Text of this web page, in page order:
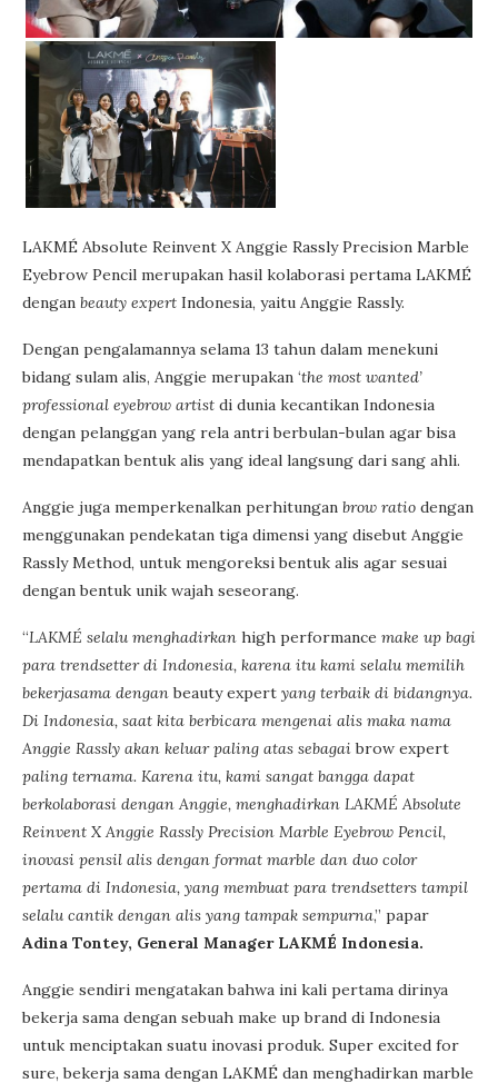
LAKMÉ Absolute Reinvent X Anggie Rassly Precision Marble
Eyebrow Pencil merupakan hasil kolaborasi pertama LAKMÉ
dengan beauty expert Indonesia, yaitu Anggie Rassly.
Dengan pengalamannya selama 13 tahun dalam menekuni
bidang sulam alis, Anggie merupakan ‘the most wanted’
professional eyebrow artist di dunia kecantikan Indonesia
dengan pelanggan yang rela antri berbulan-bulan agar bisa
mendapatkan bentuk alis yang ideal langsung dari sang ahli.
Anggie juga memperkenalkan perhitungan brow ratio dengan
menggunakan pendekatan tiga dimensi yang disebut Anggie
Rassly Method, untuk mengoreksi bentuk alis agar sesuai
dengan bentuk unik wajah seseorang.
“LAKMÉ selalu menghadirkan high performance make up bagi
para trendsetter di Indonesia, karena itu kami selalu memilih
bekerjasama denganbeauty expert yang terbaik di bidangnya.
Di Indonesia, saat kita berbicara mengenai alis maka nama
Anggie Rassly akan keluar paling atas sebagaibrow expert
paling ternama. Karena itu, kami sangat bangga dapat
berkolaborasi dengan Anggie, menghadirkan LAKMÉ Absolute
Reinvent X Anggie Rassly Precision Marble Eyebrow Pencil,
inovasi pensil alis dengan format marble dan duo color
pertama di Indonesia, yang membuat para trendsetters tampil
selalu cantik dengan alis yang tampak sempurna,” papar
Adina Tontey, General Manager LAKMÉ Indonesia.
Anggie sendiri mengatakan bahwa ini kali pertama dirinya
bekerja sama dengan sebuah make up brand di Indonesia
untuk menciptakan suatu inovasi produk. Super excited for
sure, bekerja sama dengan LAKMÉ dan menghadirkan marble